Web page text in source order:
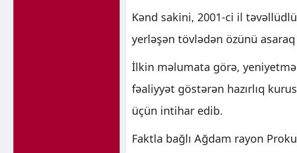
Kənd sakini, 2001-ci il
yerləşən tövlədən özünü
İlkin məlumata görə,
fəaliyyət göstərən hazırlıq
üçün intihar edib.
Faktla bağlı Ağdam rayon